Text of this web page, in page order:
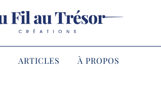
ARTICLES À PROPOS